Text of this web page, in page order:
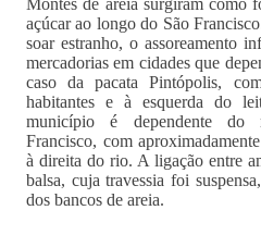
Montes de areia surgiram como
açúcar ao longo do São
soar estranho, o assoreamento
mercadorias em cidades que
caso da pacata Pintópolis,
habitantes e à esquerda do
município é dependente do
Francisco, com
à direita do rio. A ligação entre
balsa, cuja travessia foi
dos bancos de areia.